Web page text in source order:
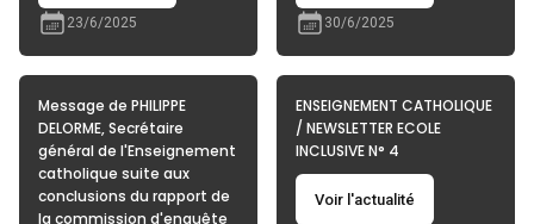
23/6/2025 30/6/2025
Message de PHILIPPE
DELORME, Secrétaire
général de l'Enseignement
catholique suite aux
conclusions du rapport de
la commission d'enquête
ENSEIGNEMENT CATHOLIQUE
/ NEWSLETTER ECOLE
INCLUSIVE N° 4
Voir l'actualité